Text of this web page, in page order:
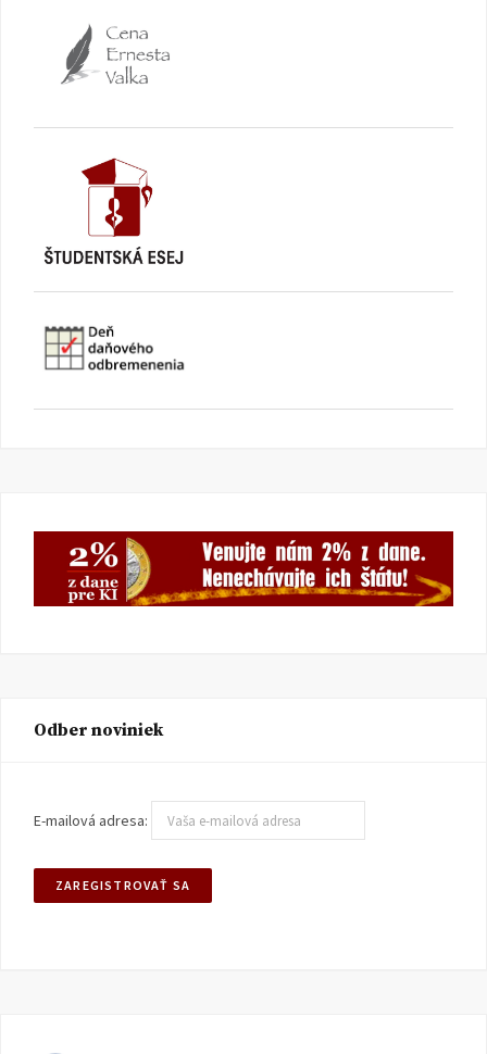
Odber noviniek
E-mailová adresa: